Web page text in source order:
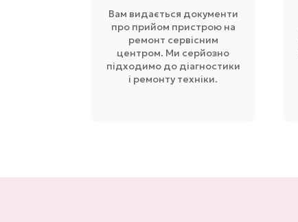
Вам видається документи
про прийом пристрою на
ремонт сервісним
центром. Ми серйозно
підходимо до діагностики
і ремонту техніки.